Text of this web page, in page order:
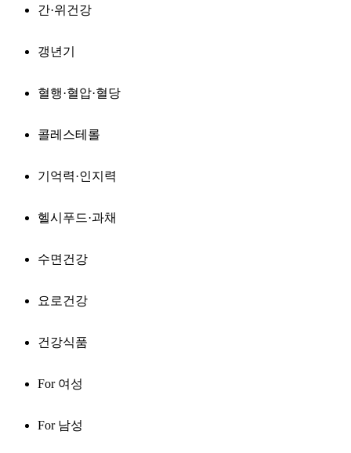
간·위건강
갱년기
혈행·혈압·혈당
콜레스테롤
기억력·인지력
헬시푸드·과채
수면건강
요로건강
건강식품
For 여성
For 남성